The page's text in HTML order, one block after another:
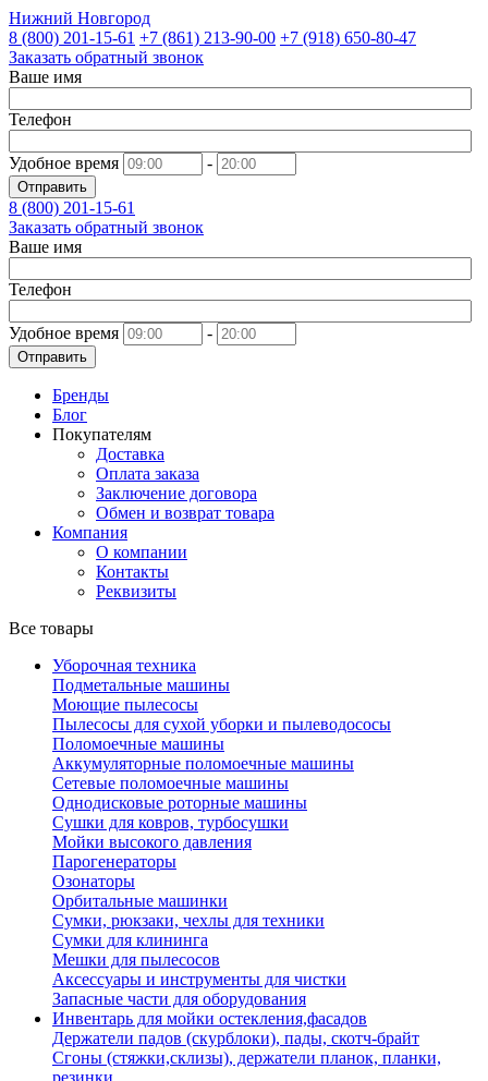
Нижний Новгород
8 (800) 201-15-61 +7 (861) 213-90-00 +7 (918) 650-80-47
Заказать обратный звонок
Ваше имя
Телефон
Удобное время -
Отправить
8 (800) 201-15-61
Заказать обратный звонок
Ваше имя
Телефон
Удобное время -
Отправить
Бренды
Блог
Покупателям
Доставка
Оплата заказа
Заключение договора
Обмен и возврат товара
Компания
О компании
Контакты
Реквизиты
Все товары
Уборочная техника
Подметальные машины
Моющие пылесосы
Пылесосы для сухой уборки и пылеводососы
Поломоечные машины
Аккумуляторные поломоечные машины
Сетевые поломоечные машины
Однодисковые роторные машины
Сушки для ковров, турбосушки
Мойки высокого давления
Парогенераторы
Озонаторы
Орбитальные машинки
Сумки, рюкзаки, чехлы для техники
Сумки для клининга
Мешки для пылесосов
Аксессуары и инструменты для чистки
Запасные части для оборудования
Инвентарь для мойки остекления,фасадов
Держатели падов (скурблоки), пады, скотч-брайт
Сгоны (стяжки,склизы), держатели планок, планки,
резинки